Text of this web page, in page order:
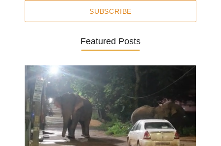
SUBSCRIBE
Featured Posts